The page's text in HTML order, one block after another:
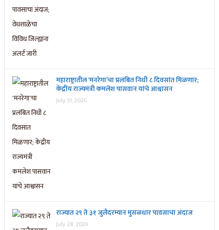
महाराष्ट्रातील ‘मनरेगा’चा प्रलंबित निधी ८ दिवसांत मिळणार;
केंद्रीय राज्यमंत्री कमलेश पासवान यांचे आश्वासन
July 31, 2026
राज्यात २९ ते ३१ जुलैदरम्यान मुसळधार पावसाचा अंदाज
July 28, 2026